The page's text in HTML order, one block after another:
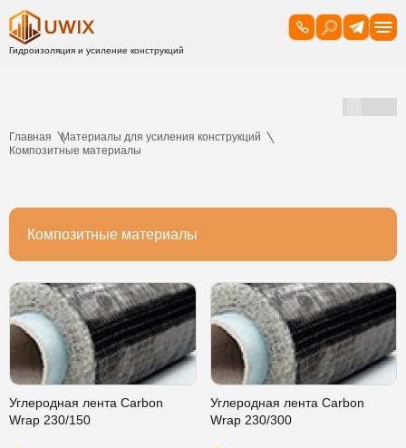
Главная
Материалы для усиления конструкций
Композитные материалы
Композитные материалы
Углеродная лента Carbon
Wrap 230/150
Углеродная лента Carbon
Wrap 230/300